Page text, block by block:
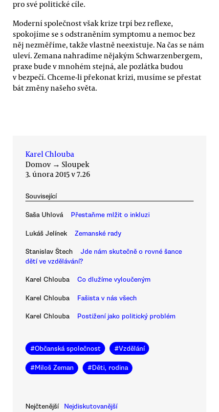
pro své politické cíle.
Moderní společnost však krize trpí bez reflexe,
spokojíme se s odstraněním symptomu a nemoc bez
něj nezměříme, takže vlastně neexistuje. Na čas se nám
uleví. Zemana nahradíme nějakým Schwarzenbergem,
praxe bude v mnohém stejná, ale pozlátka budou
v bezpečí. Chceme-li překonat krizi, musíme se přestat
bát změny našeho světa.
Karel Chlouba
Domov → Sloupek
3. února 2015 v 7.26
Související
Saša Uhlová Přestaňme mlžit o inkluzi
Lukáš Jelínek Zemanské rady
Stanislav Štech
Jde nám skutečně o rovné šance
dětí ve vzdělávání?
Karel Chlouba Co dlužíme vyloučeným
Karel Chlouba Fašista v nás všech
Karel Chlouba Postižení jako politický problém
#Občanská společnost #Vzdělání
#Miloš Zeman #Děti, rodina
Nejčtenější
Nejdiskutovanější